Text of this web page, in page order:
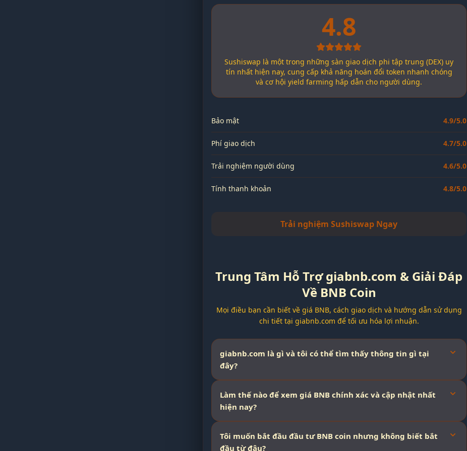
4.8
Sushiswap là một trong những sàn giao dịch phi tập trung (DEX) uy
tín nhất hiện nay, cung cấp khả năng hoán đổi token nhanh chóng
và cơ hội yield farming hấp dẫn cho người dùng.
Bảo mật 4.9/5.0
Phí giao dịch 4.7/5.0
Trải nghiệm người dùng 4.6/5.0
Tính thanh khoản 4.8/5.0
Trải nghiệm Sushiswap Ngay
Trung Tâm Hỗ Trợ giabnb.com & Giải Đáp
Về BNB Coin
Mọi điều bạn cần biết về giá BNB, cách giao dịch và hướng dẫn sử dụng
chi tiết tại giabnb.com để tối ưu hóa lợi nhuận.
giabnb.com là gì và tôi có thể tìm thấy thông tin gì tại
đây?
Làm thế nào để xem giá BNB chính xác và cập nhật nhất
hiện nay?
Tôi muốn bắt đầu đầu tư BNB coin nhưng không biết bắt
đầu từ đâu?